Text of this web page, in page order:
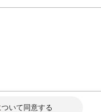
ついて同意する